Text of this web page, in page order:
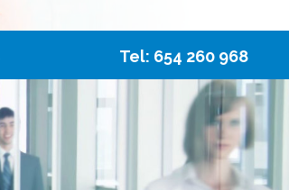
Tel: 654 260 968